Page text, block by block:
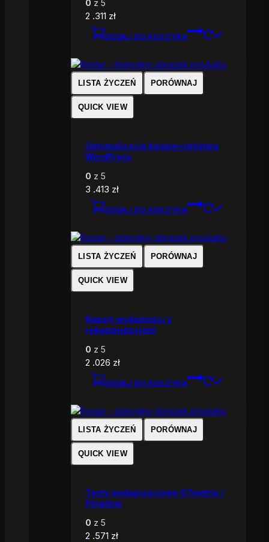
0 z 5
2 .311 zł
DODAJ DO KOSZYKA
LISTA ŻYCZEŃ PORÓWNAJ
QUICK VIEW
Optymalizacja bezpieczeństwa
WordPress
0 z 5
3 .413 zł
DODAJ DO KOSZYKA
LISTA ŻYCZEŃ PORÓWNAJ
QUICK VIEW
Raport wydajności z
rekomendacjami
0 z 5
2 .026 zł
DODAJ DO KOSZYKA
LISTA ŻYCZEŃ PORÓWNAJ
QUICK VIEW
Testy wydajnościowe GTmetrix /
Pingdom
0 z 5
2 .571 zł